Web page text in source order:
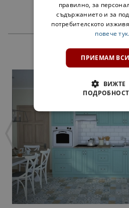
правилно, за
съдържанието и за
потребителското
повече тук.
ПРИЕМАМ
ВИЖТЕ